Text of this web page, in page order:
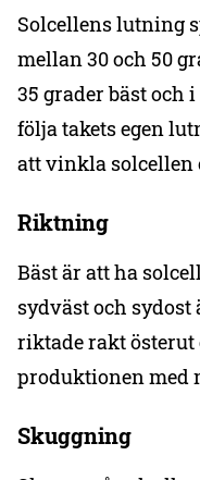
Solcellens lutning
mellan 30 och 50
35 grader bäst och
följa takets egen
att vinkla solcellen
Riktning
Bäst är att ha
sydväst och sydost
riktade rakt
produktionen med
Skuggning